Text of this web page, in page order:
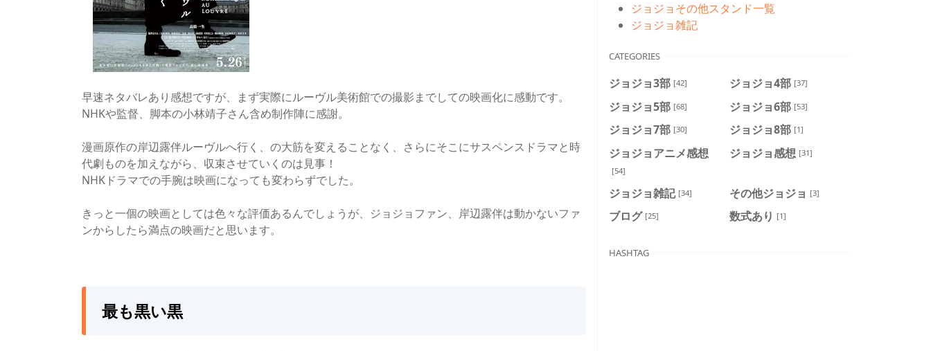
早速ネタバレあり感想ですが、まず実際にルーヴル美術館での撮影までしての映画化に感動です。
NHKや監督、脚本の小林靖子さん含め制作陣に感謝。
漫画原作の岸辺露伴ルーヴルへ行く、の大筋を変えることなく、さらにそこにサスペンスドラマと時
代劇ものを加えながら、収束させていくのは見事！
NHKドラマでの手腕は映画になっても変わらずでした。
きっと一個の映画としては色々な評価あるんでしょうが、ジョジョファン、岸辺露伴は動かないファ
ンからしたら満点の映画だと思います。
最も黒い黒
ジョジョその他スタンド一覧
ジョジョ雑記
CATEGORIES
ジョジョ3部 [42] ジョジョ4部 [37]
ジョジョ5部 [68] ジョジョ6部 [53]
ジョジョ7部 [30] ジョジョ8部 [1]
ジョジョアニメ感想
[54]
ジョジョ感想 [31]
ジョジョ雑記 [34] その他ジョジョ [3]
ブログ [25] 数式あり [1]
HASHTAG